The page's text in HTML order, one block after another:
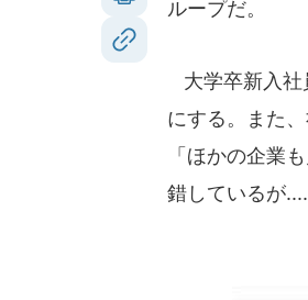
ループだ。
大学卒新入社
にする。また
「ほかの企業
錯しているが